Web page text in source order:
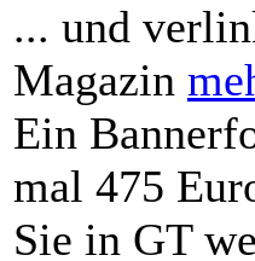
... und
Magazin
Ein
mal 475
Sie in GT